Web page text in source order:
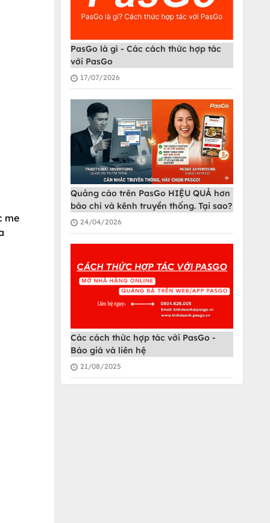
me
PasGo là gì - Các cách thức hợp tác
với PasGo
17/07/2026
Quảng cáo trên PasGo HIỆU QUẢ hơn
báo chí và kênh truyền thống. Tại sao?
24/04/2026
Các cách thức hợp tác với PasGo -
Báo giá và liên hệ
21/08/2025